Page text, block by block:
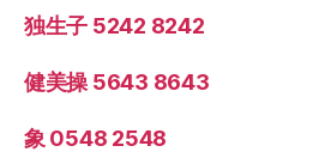
独生子 5242 8242
健美操 5643 8643
象 0548 2548